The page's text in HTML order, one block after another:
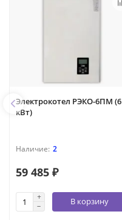
Электрокотел РЭКО-6ПМ (6
кВт)
2
59 485 ₽
В корзину